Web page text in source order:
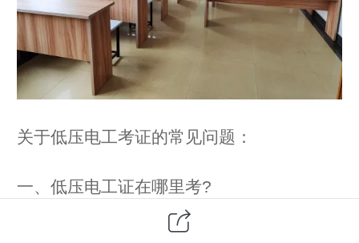
关于低压电工考证的常见问题：
一、低压电工证在哪里考?
低压电工证属于特种操作证，是不接受个人